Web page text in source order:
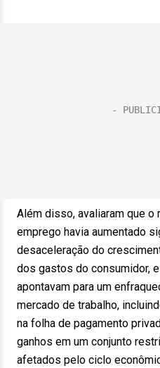
Além disso, avaliaram que o
emprego havia aumentado
desaceleração do
dos gastos do consumidor,
apontavam para um
mercado de trabalho,
na folha de pagamento
ganhos em um conjunto
afetados pelo ciclo